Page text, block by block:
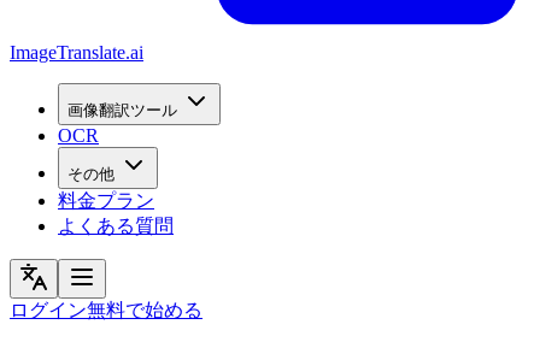
ImageTranslate.ai
画像翻訳ツール
OCR
その他
料金プラン
よくある質問
ログイン無料で始める